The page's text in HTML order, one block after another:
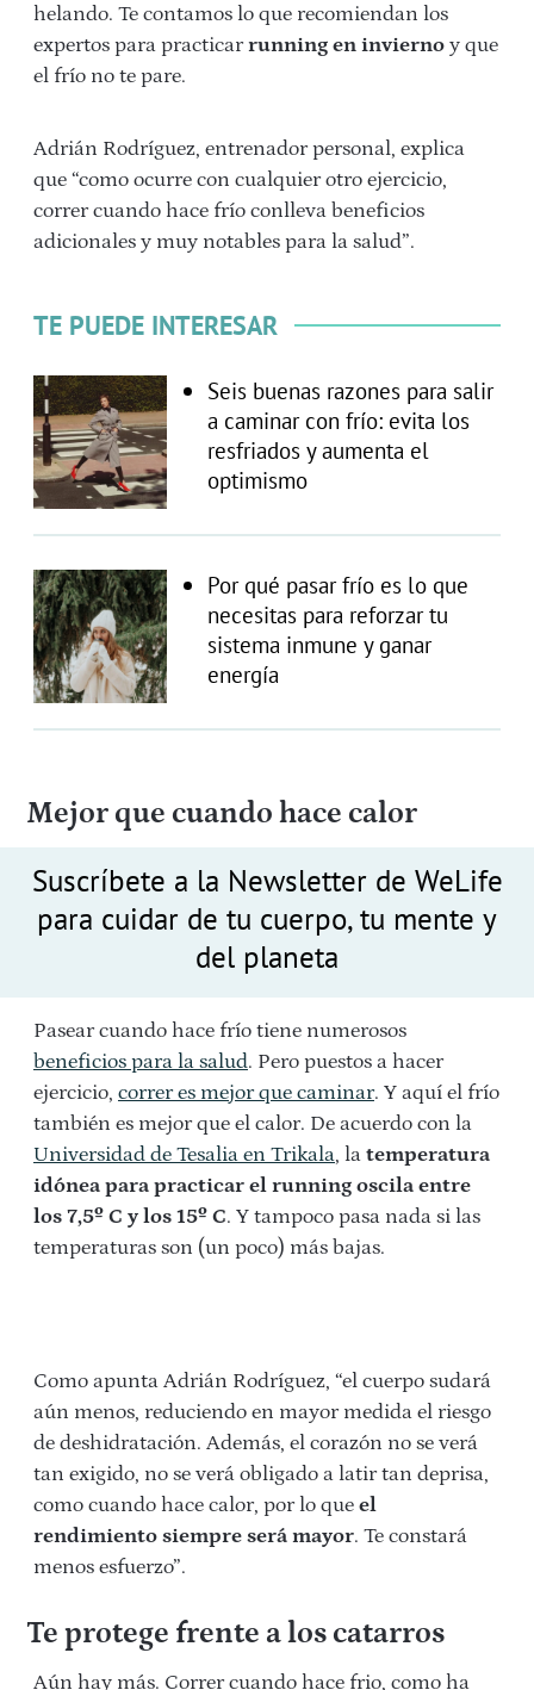
helando. Te contamos lo que recomiendan los
expertos para practicarrunning en invierno y que
el frío no te pare.
Adrián Rodríguez, entrenador personal, explica
que “como ocurre con cualquier otro ejercicio,
correr cuando hace frío conlleva beneficios
adicionales y muy notables para la salud”.
TE PUEDE INTERESAR
Seis buenas razones para salir
a caminar con frío: evita los
resfriados y aumenta el
optimismo
Por qué pasar frío es lo que
necesitas para reforzar tu
sistema inmune y ganar
energía
Mejor que cuando hace calor
Suscríbete a la Newsletter de WeLife
para cuidar de tu cuerpo, tu mente y
del planeta
Pasear cuando hace frío tiene numerosos
beneficios para la salud. Pero puestos a hacer
ejercicio, correr es mejor que caminar. Y aquí el frío
también es mejor que el calor. De acuerdo con la
Universidad de Tesalia en Trikala, la temperatura
idónea para practicar el running oscila entre
los 7,5º C y los 15º C. Y tampoco pasa nada si las
temperaturas son (un poco) más bajas.
Como apunta Adrián Rodríguez, “el cuerpo sudará
aún menos, reduciendo en mayor medida el riesgo
de deshidratación. Además, el corazón no se verá
tan exigido, no se verá obligado a latir tan deprisa,
como cuando hace calor, por lo que el
rendimiento siempre será mayor. Te constará
menos esfuerzo”.
Te protege frente a los catarros
Aún hay más. Correr cuando hace frio, como ha